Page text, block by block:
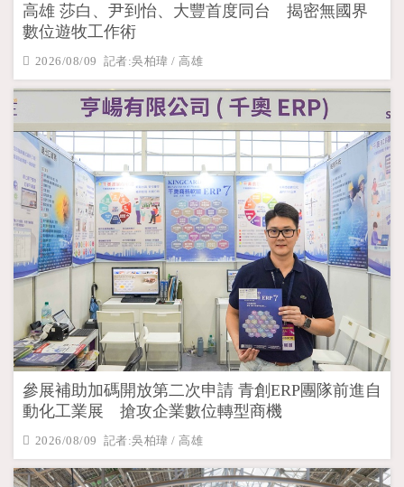
高雄 莎白、尹到怡、大豐首度同台 揭密無國界
數位遊牧工作術
2026/08/09 記者:吳柏瑋 / 高雄
參展補助加碼開放第二次申請 青創ERP團隊前進自
動化工業展 搶攻企業數位轉型商機
2026/08/09 記者:吳柏瑋 / 高雄